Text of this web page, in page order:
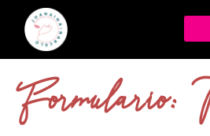
Formulario: